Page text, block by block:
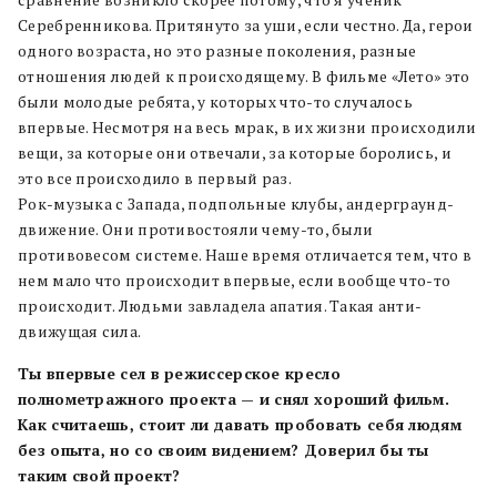
Серебренникова. Притянуто за уши, если честно. Да, герои
одного возраста, но это разные поколения, разные
отношения людей к происходящему. В фильме «Лето» это
были молодые ребята, у которых что-то случалось
впервые. Несмотря на весь мрак, в их жизни происходили
вещи, за которые они отвечали, за которые боролись, и
это все происходило в первый раз.
Рок-музыка с Запада, подпольные клубы, андерграунд-
движение. Они противостояли чему-то, были
противовесом системе. Наше время отличается тем, что в
нем мало что происходит впервые, если вообще что-то
происходит. Людьми завладела апатия. Такая анти-
движущая сила.
Ты впервые сел в режиссерское кресло
полнометражного проекта — и снял хороший фильм.
Как считаешь, стоит ли давать пробовать себя людям
без опыта, но со своим видением? Доверил бы ты
таким свой проект?